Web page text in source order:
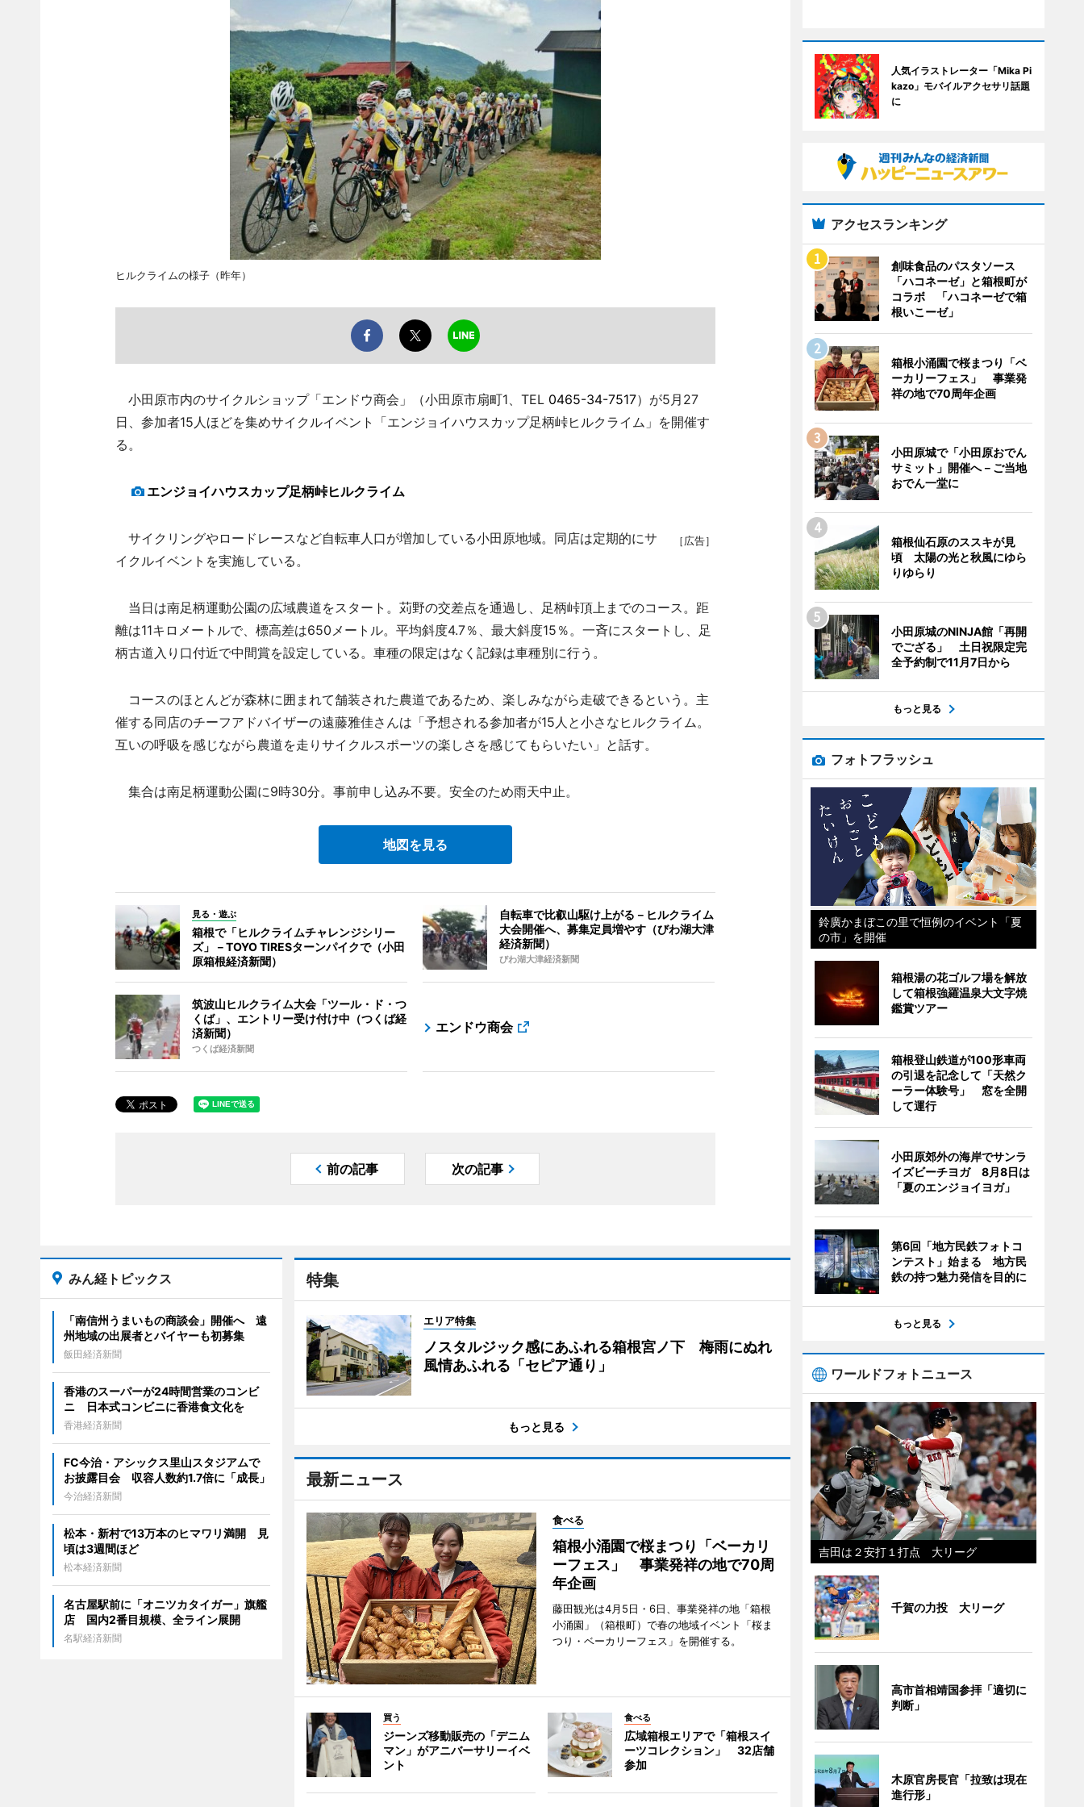
ヒルクライムの様子（昨年）
小田原市内のサイクルショップ「エンドウ商会」（小田原市扇町1、TEL 0465-34-7517）が5月27
日、参加者15人ほどを集めサイクルイベント「エンジョイハウスカップ足柄峠ヒルクライム」を開催す
る。
エンジョイハウスカップ足柄峠ヒルクライム
［広告］
サイクリングやロードレースなど自転車人口が増加している小田原地域。同店は定期的にサ
イクルイベントを実施している。
当日は南足柄運動公園の広域農道をスタート。苅野の交差点を通過し、足柄峠頂上までのコース。距
離は11キロメートルで、標高差は650メートル。平均斜度4.7％、最大斜度15％。一斉にスタートし、足
柄古道入り口付近で中間賞を設定している。車種の限定はなく記録は車種別に行う。
コースのほとんどが森林に囲まれて舗装された農道であるため、楽しみながら走破できるという。主
催する同店のチーフアドバイザーの遠藤雅佳さんは「予想される参加者が15人と小さなヒルクライム。
互いの呼吸を感じながら農道を走りサイクルスポーツの楽しさを感じてもらいたい」と話す。
集合は南足柄運動公園に9時30分。事前申し込み不要。安全のため雨天中止。
地図を見る
見る・遊ぶ
箱根で「ヒルクライムチャレンジシリー
ズ」－TOYO TIRESターンパイクで（小田
原箱根経済新聞）
自転車で比叡山駆け上がる－ヒルクライム
大会開催へ、募集定員増やす（びわ湖大津
経済新聞）
びわ湖大津経済新聞
筑波山ヒルクライム大会「ツール・ド・つ
くば」、エントリー受け付け中（つくば経
済新聞）
つくば経済新聞
エンドウ商会
前の記事 次の記事
特集
エリア特集
ノスタルジック感にあふれる箱根宮ノ下 梅雨にぬれ
風情あふれる「セピア通り」
もっと見る
最新ニュース
食べる
箱根小涌園で桜まつり「ベーカリ
ーフェス」 事業発祥の地で70周
年企画
藤田観光は4月5日・6日、事業発祥の地「箱根
小涌園」（箱根町）で春の地域イベント「桜ま
つり・ベーカリーフェス」を開催する。
買う
ジーンズ移動販売の「デニム
マン」がアニバーサリーイベ
ント
食べる
広域箱根エリアで「箱根スイ
ーツコレクション」 32店舗
参加
みん経トピックス
「南信州うまいもの商談会」開催へ 遠
州地域の出展者とバイヤーも初募集
飯田経済新聞
香港のスーパーが24時間営業のコンビ
ニ 日本式コンビニに香港食文化を
香港経済新聞
FC今治・アシックス里山スタジアムで
お披露目会 収容人数約1.7倍に「成長」
今治経済新聞
松本・新村で13万本のヒマワリ満開 見
頃は3週間ほど
松本経済新聞
名古屋駅前に「オニツカタイガー」旗艦
店 国内2番目規模、全ライン展開
名駅経済新聞
人気イラストレーター「Mika Pi
kazo」モバイルアクセサリ話題
に
アクセスランキング
創味食品のパスタソース
「ハコネーゼ」と箱根町が
コラボ 「ハコネーゼで箱
根いこーゼ」
箱根小涌園で桜まつり「ベ
ーカリーフェス」 事業発
祥の地で70周年企画
小田原城で「小田原おでん
サミット」開催へ－ご当地
おでん一堂に
箱根仙石原のススキが見
頃 太陽の光と秋風にゆら
りゆらり
小田原城のNINJA館「再開
でござる」 土日祝限定完
全予約制で11月7日から
もっと見る
フォトフラッシュ
鈴廣かまぼこの里で恒例のイベント「夏
の市」を開催
箱根湯の花ゴルフ場を解放
して箱根強羅温泉大文字焼
鑑賞ツアー
箱根登山鉄道が100形車両
の引退を記念して「天然ク
ーラー体験号」 窓を全開
して運行
小田原郊外の海岸でサンラ
イズビーチヨガ 8月8日は
「夏のエンジョイヨガ」
第6回「地方民鉄フォトコ
ンテスト」始まる 地方民
鉄の持つ魅力発信を目的に
もっと見る
ワールドフォトニュース
吉田は２安打１打点 大リーグ
千賀の力投 大リーグ
高市首相靖国参拝「適切に
判断」
木原官房長官「拉致は現在
進行形」